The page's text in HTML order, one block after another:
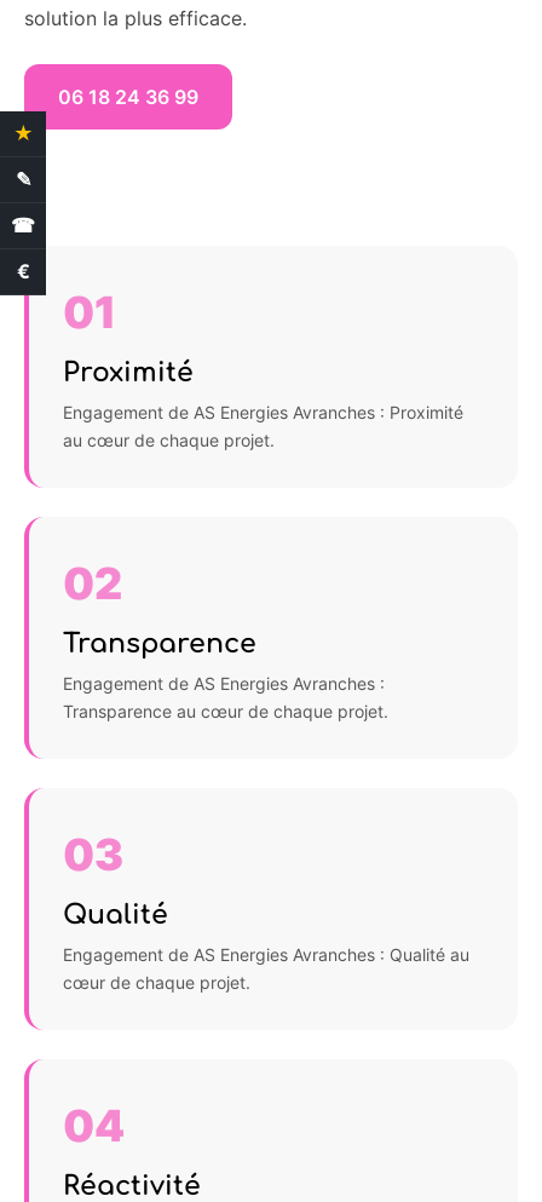
solution la plus efficace.
06 18 24 36 99
01
Proximité
Engagement de AS Energies Avranches : Proximité
au cœur de chaque projet.
02
Transparence
Engagement de AS Energies Avranches :
Transparence au cœur de chaque projet.
03
Qualité
Engagement de AS Energies Avranches : Qualité au
cœur de chaque projet.
04
Réactivité
★ 4.4 Avis clients
✎
☎
€